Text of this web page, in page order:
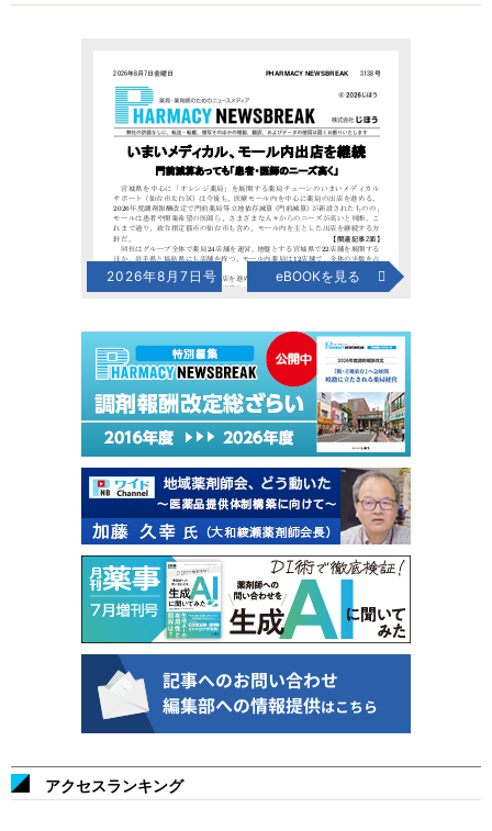
2026年8月7日号 eBOOKを見る
アクセスランキング